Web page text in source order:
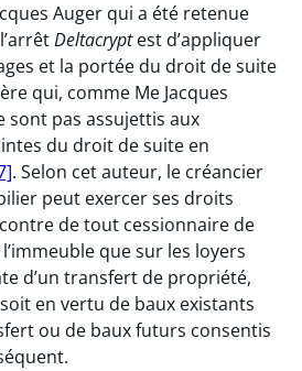
Auger qui a été retenue
Deltacryptest d’appliquer
et la portée du droit de suite
qui, comme Me Jacques
sont pas assujettis aux
du droit de suite en
. Selon cet auteur, le créancier
peut exercer ses droits
de tout cessionnaire de
que sur les loyers
d’un transfert de propriété,
en vertu de baux existants
ou de baux futurs consentis